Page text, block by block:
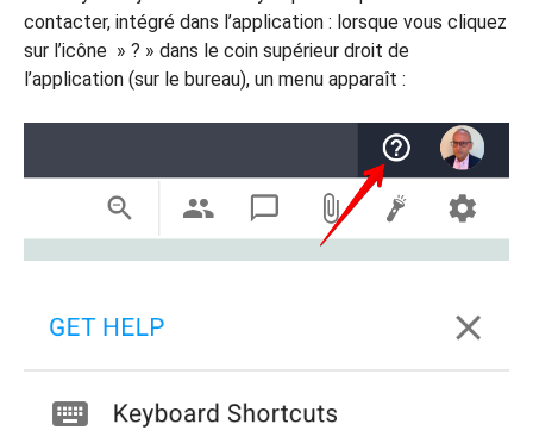
contacter, intégré dans l’application : lorsque vous cliquez
sur l’icône » ? » dans le coin supérieur droit de
l’application (sur le bureau), un menu apparaît :